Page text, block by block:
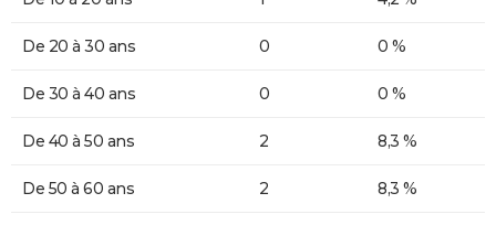
De 20 à 30 ans 0 0 %
De 30 à 40 ans 0 0 %
De 40 à 50 ans 2 8,3 %
De 50 à 60 ans 2 8,3 %